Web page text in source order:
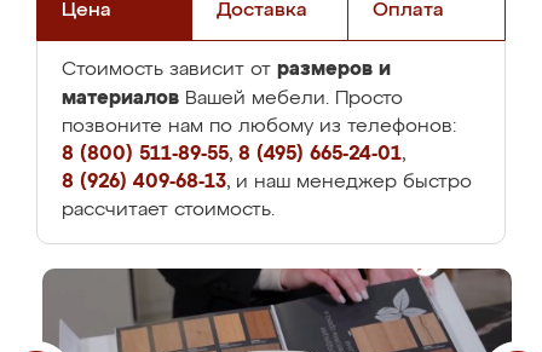
Цена Доставка Оплата
Стоимость зависит от размеров и
материалов Вашей мебели. Просто
позвоните нам по любому из телефонов:
8 (800) 511-89-55, 8 (495) 665-24-01,
8 (926) 409-68-13, и наш менеджер быстро
рассчитает стоимость.